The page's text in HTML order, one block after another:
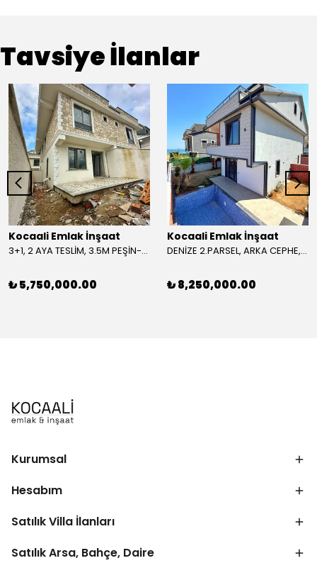
Tavsiye İlanlar
Kocaali Emlak İnşaat
3+1, 2 AYA TESLİM, 3.5M PEŞİN-TAKSİT İMKANLI, FIRSAT FİYAT, ÖN-ARKA CEPHE SEÇENEKLİ-ÖN, LÜKS DİZAYN TRİPLEKS VİLLA! KOCAALİ ALANDERE MH
₺ 5,750,000.00
Kocaali Emlak İnşaat
DENİZE 2.PARSEL, ARKA CEPHE, HER KAT DENİZ MANZARALI, HAVUZLU 4+1 TRİPLEKS VİLLA! KOCAALİ ALANDERE MH
₺ 8,250,000.00
Kurumsal
Hesabım
Satılık Villa İlanları
Satılık Arsa, Bahçe, Daire